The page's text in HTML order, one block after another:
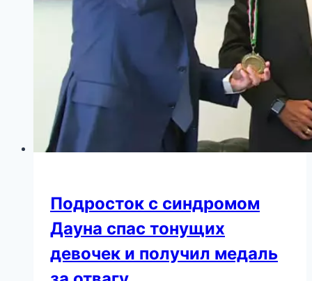
Подросток с синдромом
Дауна спас тонущих
девочек и получил медаль